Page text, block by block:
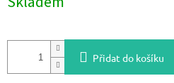
cena:
Přidat do košíku